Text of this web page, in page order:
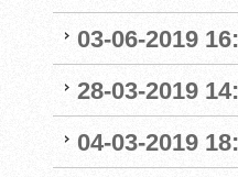
03-06-2019
28-03-2019
04-03-2019